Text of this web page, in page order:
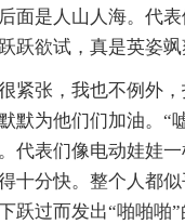
面是人山人海。代
跃欲试，真是英姿飒
紧张，我也不例外
默默为他们们加油
代表们像电动娃娃
十分快。整个人都
跃过而发出“啪啪啪